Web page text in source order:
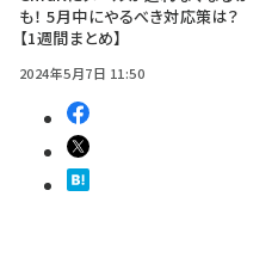
も！ 5月中にやるべき対応策は？
【1週間まとめ】
2024年5月7日 11:50